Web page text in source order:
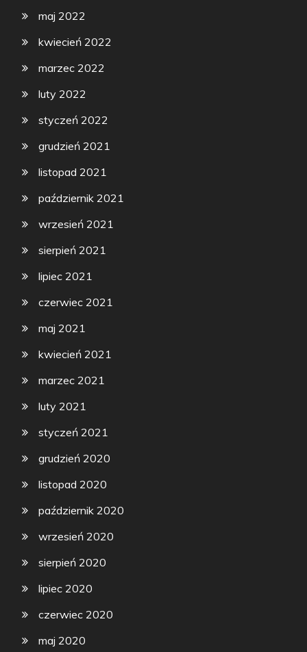
maj 2022
kwiecień 2022
marzec 2022
luty 2022
styczeń 2022
grudzień 2021
listopad 2021
październik 2021
wrzesień 2021
sierpień 2021
lipiec 2021
czerwiec 2021
maj 2021
kwiecień 2021
marzec 2021
luty 2021
styczeń 2021
grudzień 2020
listopad 2020
październik 2020
wrzesień 2020
sierpień 2020
lipiec 2020
czerwiec 2020
maj 2020